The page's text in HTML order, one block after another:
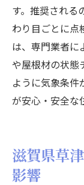
す。推奨される
わり目ごとに点
は、専門業者に
や屋根材の状態
ように気象条
が安心・安全な
滋賀県草
影響